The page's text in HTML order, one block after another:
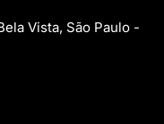
Vista, São Paulo -